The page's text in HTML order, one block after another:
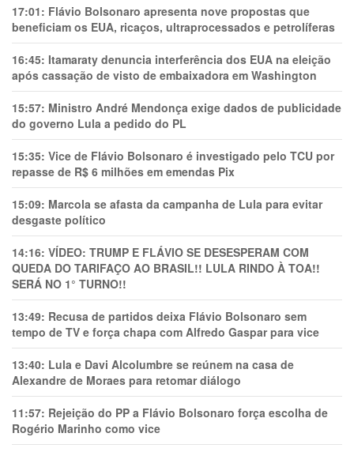
17:01: Flávio Bolsonaro apresenta nove propostas que
beneficiam os EUA, ricaços, ultraprocessados e petrolíferas
16:45: Itamaraty denuncia interferência dos EUA na eleição
após cassação de visto de embaixadora em Washington
15:57: Ministro André Mendonça exige dados de publicidade
do governo Lula a pedido do PL
15:35: Vice de Flávio Bolsonaro é investigado pelo TCU por
repasse de R$ 6 milhões em emendas Pix
15:09: Marcola se afasta da campanha de Lula para evitar
desgaste político
14:16: VÍDEO: TRUMP E FLÁVIO SE DESESPERAM COM
QUEDA DO TARIFAÇO AO BRASIL!! LULA RINDO À TOA!!
SERÁ NO 1° TURNO!!
13:49: Recusa de partidos deixa Flávio Bolsonaro sem
tempo de TV e força chapa com Alfredo Gaspar para vice
13:40: Lula e Davi Alcolumbre se reúnem na casa de
Alexandre de Moraes para retomar diálogo
11:57: Rejeição do PP a Flávio Bolsonaro força escolha de
Rogério Marinho como vice